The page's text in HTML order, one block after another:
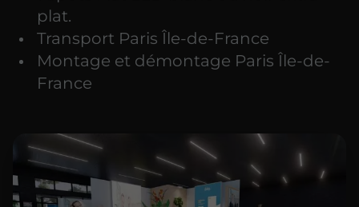
plat.
Transport Paris Île-de-France
Montage et démontage Paris Île-de-
France